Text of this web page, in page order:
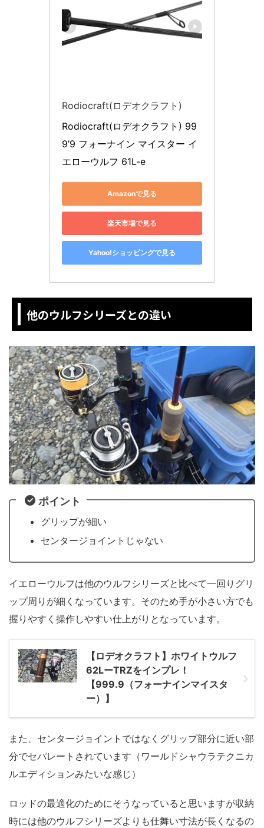
Rodiocraft(ロデオクラフト)
Rodiocraft(ロデオクラフト) 99
9’9 フォーナイン マイスター イ
エローウルフ 61L-e
Amazonで見る
楽天市場で見る
Yahoo!ショッピングで見る
他のウルフシリーズとの違い
ポイント
グリップが細い
センタージョイントじゃない
イエローウルフは他のウルフシリーズと比べて一回りグリ
ップ周りが細くなっています。そのため手が小さい方でも
握りやすく操作しやすい仕上がりとなっています。
【ロデオクラフト】ホワイトウルフ
62LーTRZをインプレ！
【999.9（フォーナインマイスタ
ー）】
また、センタージョイントではなくグリップ部分に近い部
分でセパレートされています（ワールドシャウラテクニカ
ルエディションみたいな感じ）
ロッドの最適化のためにそうなっていると思いますが収納
時には他のウルフシリーズよりも仕舞い寸法が長くなるの